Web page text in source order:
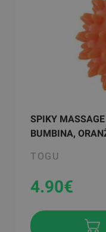
SPIKY
BUMBINA,
TOGU
4.90€